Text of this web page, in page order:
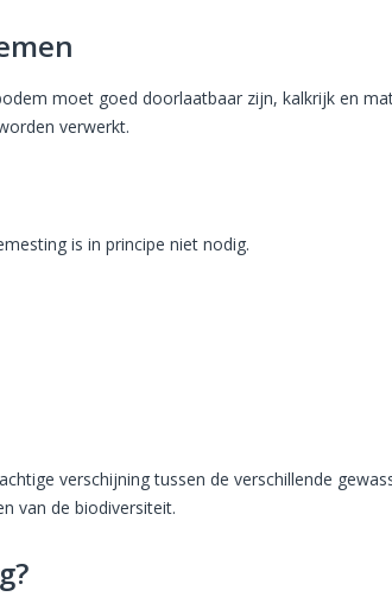
moet goed doorlaatbaar zijn, kalkrijk en
verwerkt.
is in principe niet nodig.
verschijning tussen de verschillende
van de biodiversiteit.